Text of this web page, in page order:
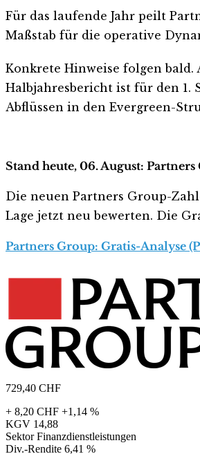
Für das laufende Jahr peilt
Maßstab für die operative
Konkrete Hinweise folgen
Halbjahresbericht ist für den 1.
Abflüssen in den Evergreen-
Stand heute, 06. August:
Die neuen Partners Group-
Lage jetzt neu bewerten. Die
Partners Group: Gratis-Analyse
729,40 CHF
+ 8,20 CHF +1,14 %
KGV 14,88
Sektor Finanzdienstleistungen
Div.-Rendite 6,41 %